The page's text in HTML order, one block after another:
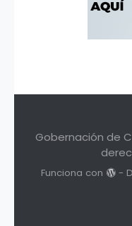
Gobernación de
Funciona con -